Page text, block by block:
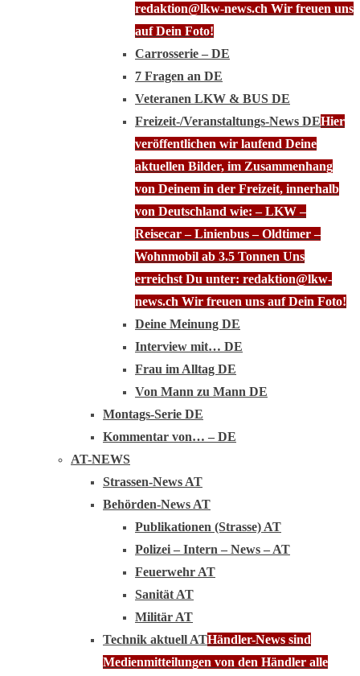
redaktion@lkw-news.ch Wir freuen uns
auf Dein Foto!
Carrosserie – DE
7 Fragen an DE
Veteranen LKW & BUS DE
Freizeit-/Veranstaltungs-News DEHier
veröffentlichen wir laufend Deine
aktuellen Bilder, im Zusammenhang
von Deinem in der Freizeit, innerhalb
von Deutschland wie: – LKW –
Reisecar – Linienbus – Oldtimer –
Wohnmobil ab 3.5 Tonnen Uns
erreichst Du unter: redaktion@lkw-
news.ch Wir freuen uns auf Dein Foto!
Deine Meinung DE
Interview mit… DE
Frau im Alltag DE
Von Mann zu Mann DE
Montags-Serie DE
Kommentar von… – DE
AT-NEWS
Strassen-News AT
Behörden-News AT
Publikationen (Strasse) AT
Polizei – Intern – News – AT
Feuerwehr AT
Sanität AT
Militär AT
Technik aktuell ATHändler-News sind
Medienmitteilungen von den Händler alle